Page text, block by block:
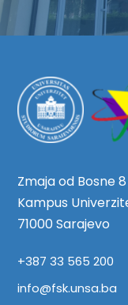
Zmaja od Bosne 8
Kampus
71000 Sarajevo
+387 33 565 200
info@fsk.unsa.ba